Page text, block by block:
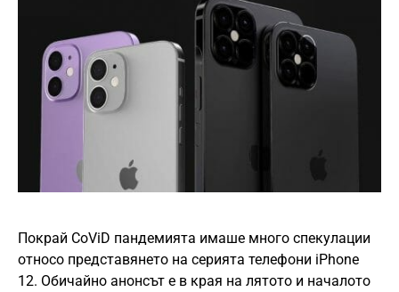
Покрай CoViD пандемията имаше много спекулации
относо представянето на серията телефони iPhone
12. Обичайно анонсът е в края на лятото и началото